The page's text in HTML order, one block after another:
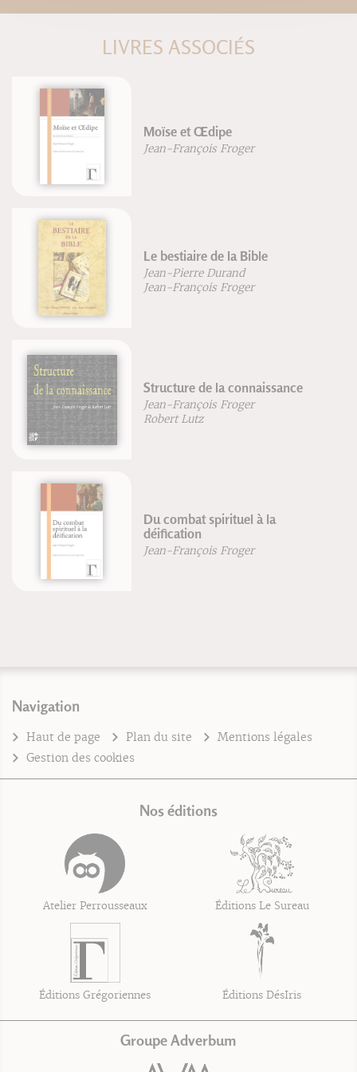
LIVRES ASSOCIÉS
Moïse et Œdipe
Jean-François Froger
Le bestiaire de la Bible
Jean-Pierre Durand
Jean-François Froger
Structure de la connaissance
Jean-François Froger
Robert Lutz
Du combat spirituel à la
déification
Jean-François Froger
Navigation
Haut de page Plan du site
Mentions légales
Gestion des cookies
Nos éditions
Atelier Perrousseaux Éditions Le Sureau
Éditions Grégoriennes Éditions DésIris
Groupe Adverbum